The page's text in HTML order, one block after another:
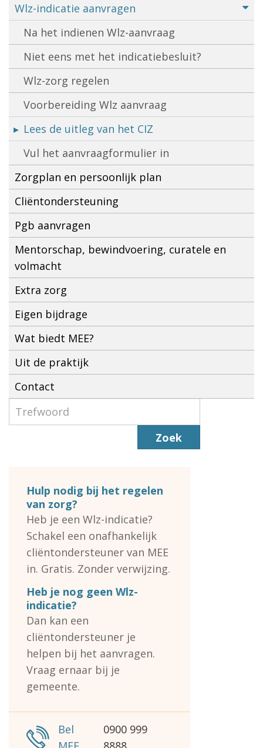
Wlz-indicatie aanvragen
Na het indienen Wlz-aanvraag
Niet eens met het indicatiebesluit?
Wlz-zorg regelen
Voorbereiding Wlz aanvraag
Lees de uitleg van het CIZ
Vul het aanvraagformulier in
Zorgplan en persoonlijk plan
Cliëntondersteuning
Pgb aanvragen
Mentorschap, bewindvoering, curatele en
volmacht
Extra zorg
Eigen bijdrage
Wat biedt MEE?
Uit de praktijk
Contact
Zoek
Hulp nodig bij het regelen
van zorg?
Heb je een Wlz-indicatie?
Schakel een onafhankelijk
cliëntondersteuner van MEE
in. Gratis. Zonder verwijzing.
Heb je nog geen Wlz-
indicatie?
Dan kan een
cliëntondersteuner je
helpen bij het aanvragen.
Vraag ernaar bij je
gemeente.
Bel
0900 999